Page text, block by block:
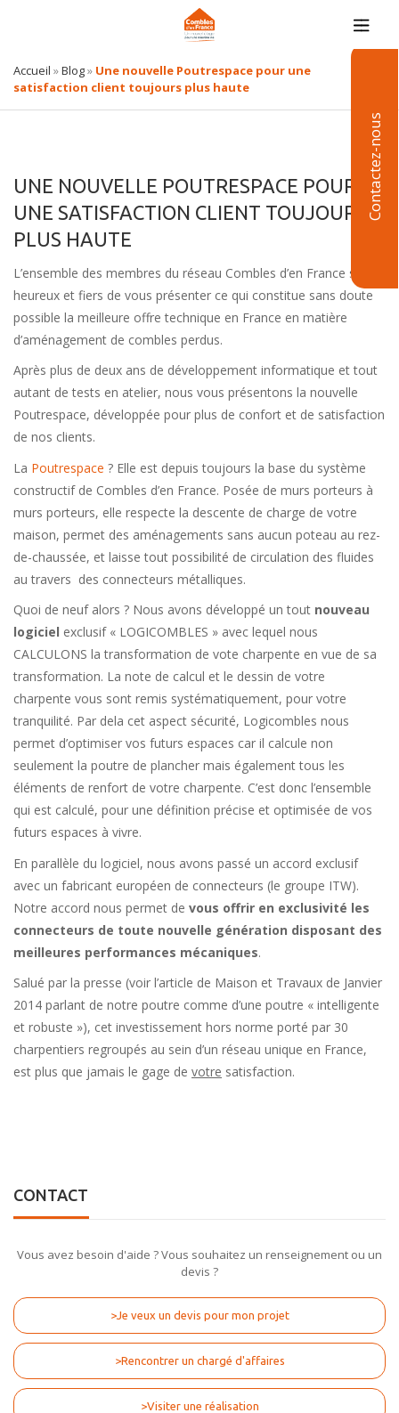
Contactez-nous
Accueil »Blog» Une nouvelle Poutrespace pour une
satisfaction client toujours plus haute
UNE NOUVELLE POUTRESPACE POUR
UNE SATISFACTION CLIENT TOUJOURS
PLUS HAUTE
L’ensemble des membres du réseau Combles d’en France sont
heureux et fiers de vous présenter ce qui constitue sans doute
possible la meilleure offre technique en France en matière
d’aménagement de combles perdus.
Après plus de deux ans de développement informatique et tout
autant de tests en atelier, nous vous présentons la nouvelle
Poutrespace, développée pour plus de confort et de satisfaction
de nos clients.
La Poutrespace ? Elle est depuis toujours la base du système
constructif de Combles d’en France. Posée de murs porteurs à
murs porteurs, elle respecte la descente de charge de votre
maison, permet des aménagements sans aucun poteau au rez-
de-chaussée, et laisse tout possibilité de circulation des fluides
au travers des connecteurs métalliques.
Quoi de neuf alors ? Nous avons développé un tout nouveau
logiciel exclusif « LOGICOMBLES » avec lequel nous
CALCULONS la transformation de vote charpente en vue de sa
transformation. La note de calcul et le dessin de votre
charpente vous sont remis systématiquement, pour votre
tranquilité. Par dela cet aspect sécurité, Logicombles nous
permet d’optimiser vos futurs espaces car il calcule non
seulement la poutre de plancher mais également tous les
éléments de renfort de votre charpente. C’est donc l’ensemble
qui est calculé, pour une définition précise et optimisée de vos
futurs espaces à vivre.
En parallèle du logiciel, nous avons passé un accord exclusif
avec un fabricant européen de connecteurs (le groupe ITW).
Notre accord nous permet de vous offrir en exclusivité les
connecteurs de toute nouvelle génération disposant des
meilleures performances mécaniques.
Salué par la presse (voir l’article de Maison et Travaux de Janvier
2014 parlant de notre poutre comme d’une poutre « intelligente
et robuste »), cet investissement hors norme porté par 30
charpentiers regroupés au sein d’un réseau unique en France,
est plus que jamais le gage de votre satisfaction.
CONTACT
Vous avez besoin d'aide ? Vous souhaitez un renseignement ou un
devis ?
>Je veux un devis pour mon projet
>Rencontrer un chargé d'affaires
>Visiter une réalisation